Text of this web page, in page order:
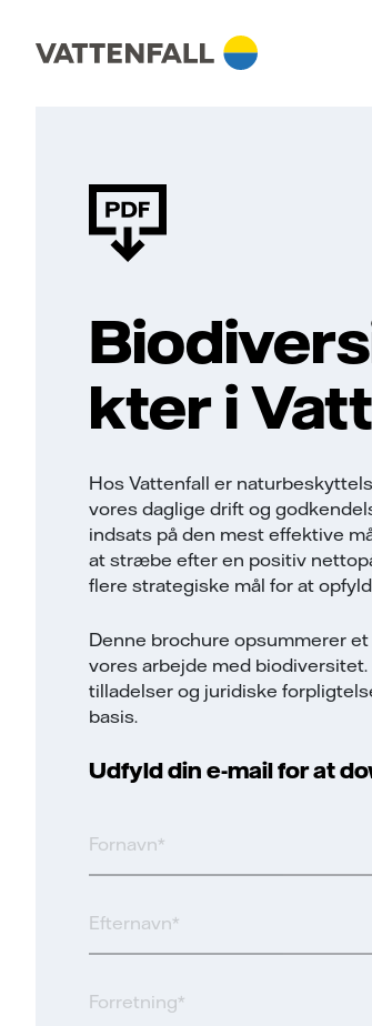
kter i
Hos Vattenfall er
vores daglige drift og
indsats på den mest effektive
at stræbe efter en positiv
flere strategiske mål for at
Denne brochure opsummerer
vores arbejde med
tilladelser og juridiske
basis.
Udfyld din e-mail for at